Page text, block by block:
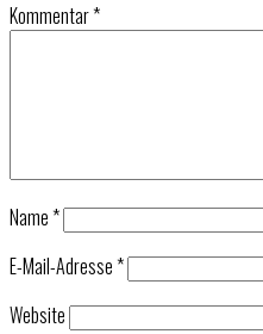
Kommentar*
Name*
E-Mail-Adresse*
Website